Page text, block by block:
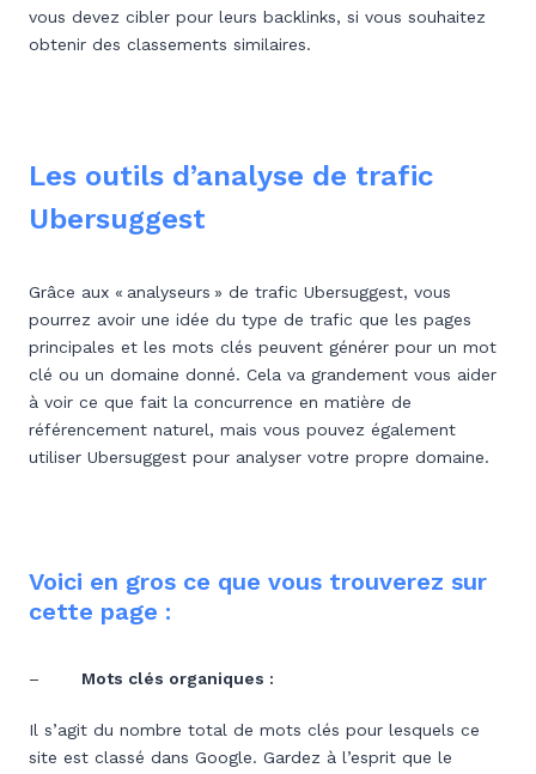
vous devez cibler pour leurs backlinks, si vous souhaitez
obtenir des classements similaires.
Les outils d’analyse de trafic
Ubersuggest
Grâce aux « analyseurs » de trafic Ubersuggest, vous
pourrez avoir une idée du type de trafic que les pages
principales et les mots clés peuvent générer pour un mot
clé ou un domaine donné. Cela va grandement vous aider
à voir ce que fait la concurrence en matière de
référencement naturel, mais vous pouvez également
utiliser Ubersuggest pour analyser votre propre domaine.
Voici en gros ce que vous trouverez sur
cette page :
– Mots clés organiques :
Il s’agit du nombre total de mots clés pour lesquels ce
site est classé dans Google. Gardez à l’esprit que le